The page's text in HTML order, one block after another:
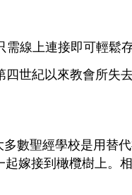
線上連接即可輕鬆存
世紀以來教會所失
數聖經學校是用替
嫁接到橄欖樹上。